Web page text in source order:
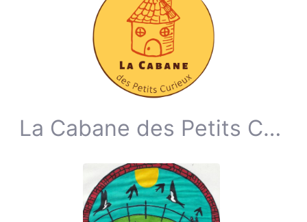
La Cabane des Petits Curieux ASBL